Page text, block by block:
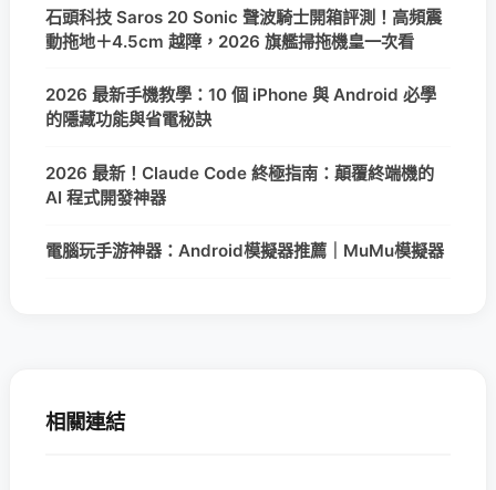
石頭科技 Saros 20 Sonic 聲波騎士開箱評測！高頻震
動拖地＋4.5cm 越障，2026 旗艦掃拖機皇一次看
2026 最新手機教學：10 個 iPhone 與 Android 必學
的隱藏功能與省電秘訣
2026 最新！Claude Code 終極指南：顛覆終端機的
AI 程式開發神器
電腦玩手游神器：Android模擬器推薦｜MuMu模擬器
相關連結